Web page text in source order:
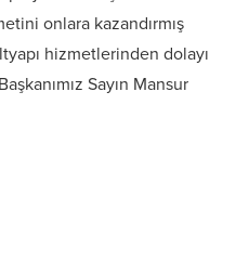
onlara kazandırmış
hizmetlerinden dolayı
Sayın Mansur